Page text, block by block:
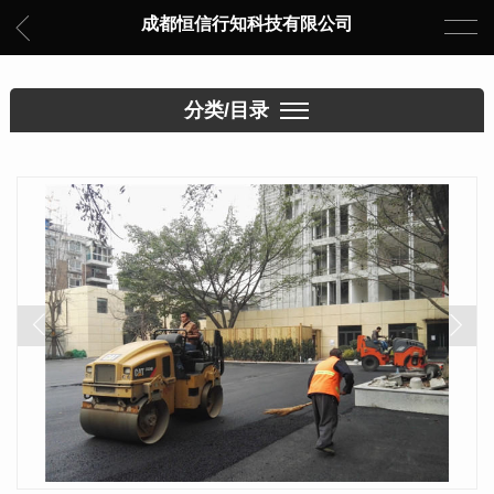
成都恒信行知科技有限公司
分类/目录